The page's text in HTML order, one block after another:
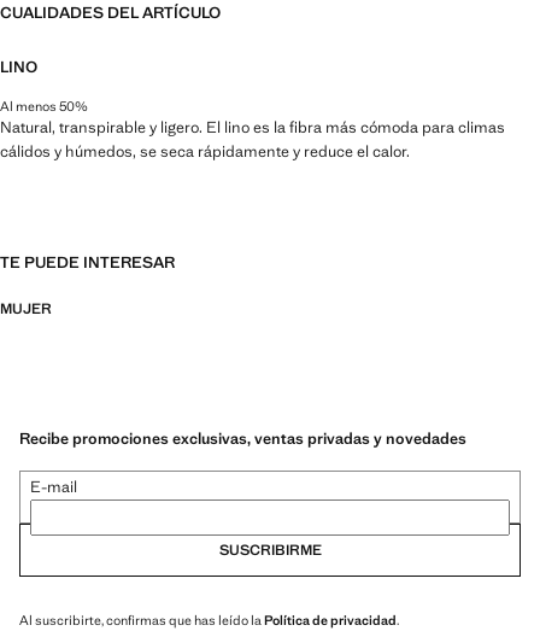
CUALIDADES DEL ARTÍCULO
LINO
Al menos 50%
Natural, transpirable y ligero. El lino es la fibra más cómoda para climas
cálidos y húmedos, se seca rápidamente y reduce el calor.
TE PUEDE INTERESAR
MUJER
Recibe promociones exclusivas, ventas privadas y novedades
E-mail
SUSCRIBIRME
Al suscribirte, confirmas que has leído laPolítica de privacidad.